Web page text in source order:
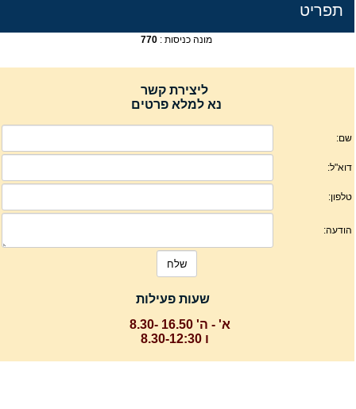
תפריט
מונה כניסות : 770
ליצירת קשר
נא למלא פרטים
שעות פעילות
א' - ה' 16.50 -8.30
ו 8.30-12:30